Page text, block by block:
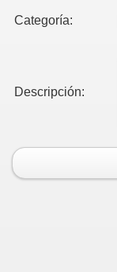
Categoría:
Descripción: